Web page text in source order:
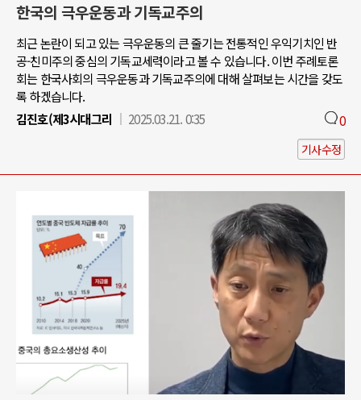
한국의 극우운동과 기독교주의
최근 논란이 되고 있는 극우운동의 큰 줄기는 전통적인 우익기치인 반
공-친미주의 중심의 기독교세력이라고 볼 수 있습니다. 이번 주례토론
회는 한국사회의 극우운동과 기독교주의에 대해 살펴보는 시간을 갖도
록 하겠습니다.
김진호(제3시대그리
2025.03.21. 0:35 0
기사수정